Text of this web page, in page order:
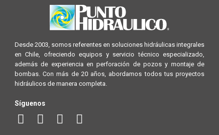
Desde 2003, somos referentes en soluciones hidráulicas integrales
en Chile, ofreciendo equipos y servicio técnico especializado,
además de experiencia en perforación de pozos y montaje de
bombas. Con más de 20 años, abordamos todos tus proyectos
hidráulicos de manera completa.
Síguenos